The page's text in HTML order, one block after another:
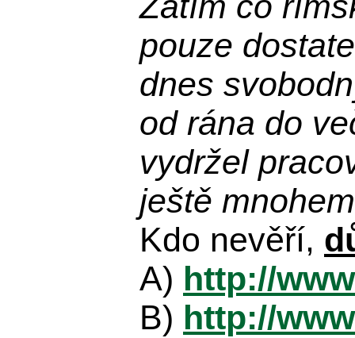
pouze
dnes
od rána do
vydržel
ještě
Kdo nevěří,
A) http://
B) http://